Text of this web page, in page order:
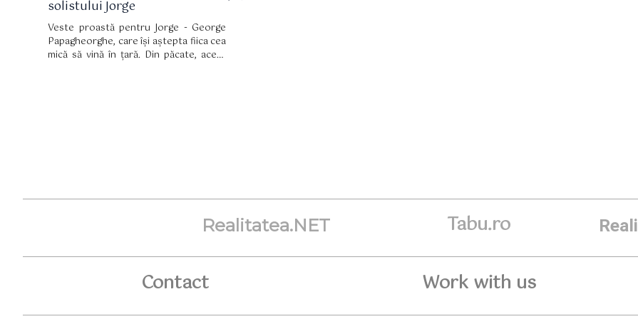
solistului Jorge
Veste proastă pentru Jorge - George
Papagheorghe, care își aștepta fiica cea
mică să vină în țară. Din păcate, acest
Realitatea.NET Tabu.ro
Contact Work with us